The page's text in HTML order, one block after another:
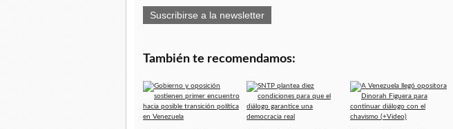
Suscribirse a la newsletter
También te recomendamos: